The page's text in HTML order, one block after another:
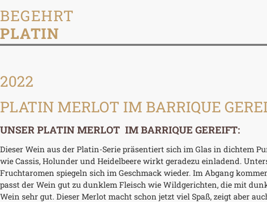
BEGEHRT
PLATIN
2022
PLATIN MERLOT IM BARRIQUE
UNSER PLATIN MERLOT IM BARRIQUE GEREIFT:
Dieser Wein aus der Platin-Serie präsentiert sich im Glas in dichtem
wie Cassis, Holunder und Heidelbeere wirkt geradezu einladend.
Fruchtaromen spiegeln sich im Geschmack wieder. Im Abgang
passt der Wein gut zu dunklem Fleisch wie Wildgerichten, die mit
Wein sehr gut. Dieser Merlot macht schon jetzt viel Spaß, zeigt aber